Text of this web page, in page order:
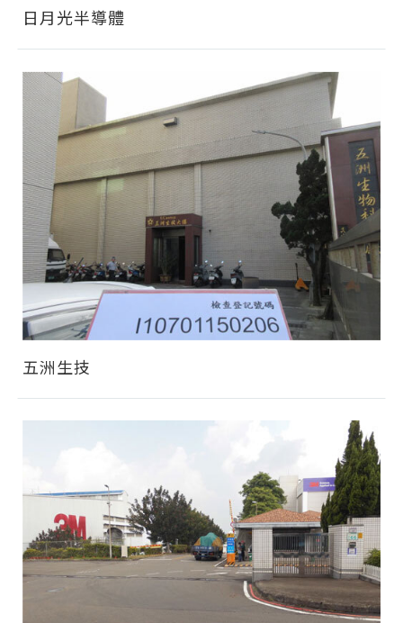
日月光半導體
五洲生技